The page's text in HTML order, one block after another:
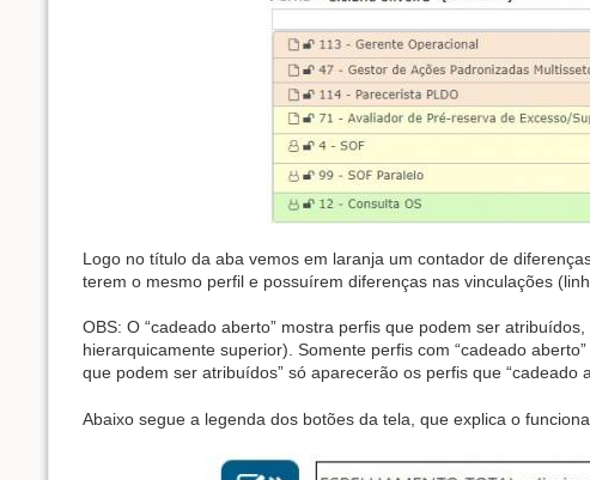
Logo no título da aba vemos em laranja um contador de
terem o mesmo perfil e possuírem diferenças nas vinculações
OBS: O “cadeado aberto” mostra perfis que podem ser
hierarquicamente superior). Somente perfis com “cadeado
que podem ser atribuídos” só aparecerão os perfis que “cadeado
Abaixo segue a legenda dos botões da tela, que explica o